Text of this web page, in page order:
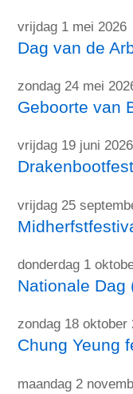
vrijdag 1 mei 2026
Dag van de
zondag 24 mei
Geboorte van
vrijdag 19 juni 2026
vrijdag 25
donderdag 1
Nationale Dag
zondag 18 oktober
Chung Yeung
maandag 2